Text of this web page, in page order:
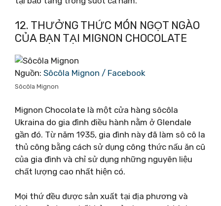
12. THƯỞNG THỨC MÓN NGỌT NGÀO
CỦA BẠN TẠI MIGNON CHOCOLATE
Nguồn: Sôcôla Mignon / Facebook
Sôcôla Mignon
Mignon Chocolate là một cửa hàng sôcôla
Ukraina do gia đình điều hành nằm ở Glendale
gần đó. Từ năm 1935, gia đình này đã làm sô cô la
thủ công bằng cách sử dụng công thức nấu ăn cũ
của gia đình và chỉ sử dụng những nguyên liệu
chất lượng cao nhất hiện có.
Mọi thứ đều được sản xuất tại địa phương và